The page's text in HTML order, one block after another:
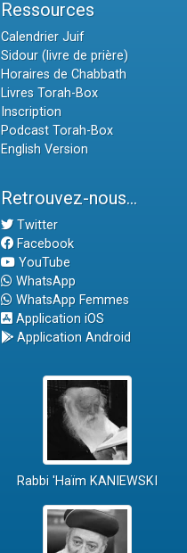
Ressources
Calendrier Juif
Sidour (livre de prière)
Horaires de Chabbath
Livres Torah-Box
Inscription
Podcast Torah-Box
English Version
Retrouvez-nous...
Twitter
Facebook
YouTube
WhatsApp
WhatsApp Femmes
Application iOS
Application Android
Rabbi 'Haïm KANIEWSKI